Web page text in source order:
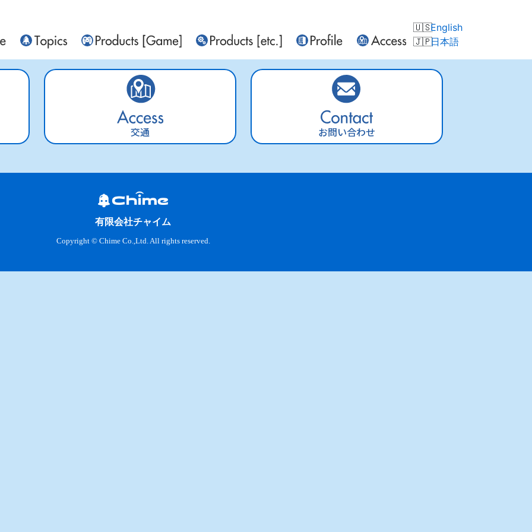
English
日本語
交通 お問い合わせ
有限会社チャイム
Copyright © Chime Co.,Ltd. All rights reserved.